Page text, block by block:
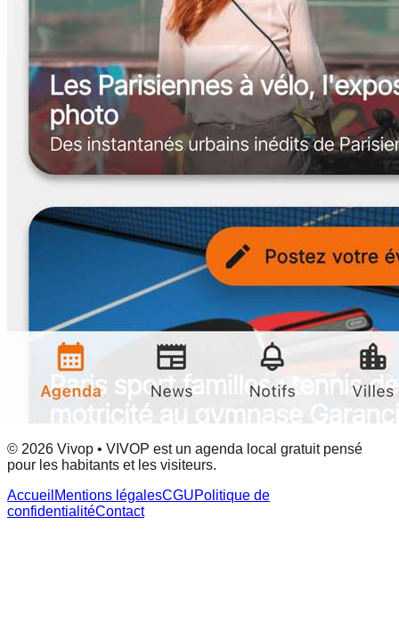
© 2026 Vivop • VIVOP est un agenda local gratuit pensé
pour les habitants et les visiteurs.
Accueil Mentions légalesCGUPolitique de
confidentialitéContact